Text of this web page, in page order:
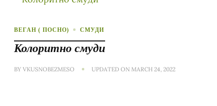
ВЕГАН ( ПОСНО) СМУДИ
Колоритно смуди
BY VKUSNOBEZMESO UPDATED ON MARCH 24, 2022